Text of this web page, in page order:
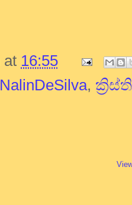
at 16:55
NalinDeSilva,